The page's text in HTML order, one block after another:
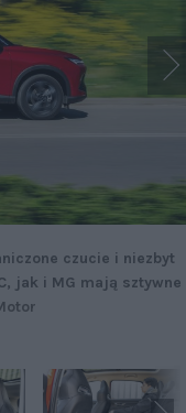
czucie i niezbyt
jak i MG mają sztywne